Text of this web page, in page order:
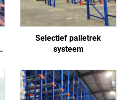
Selectief palletrek
systeem